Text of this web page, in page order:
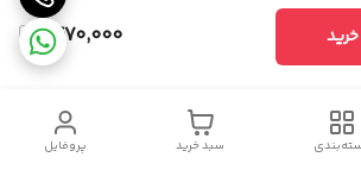
1,470,000
پروفایل سبد خرید